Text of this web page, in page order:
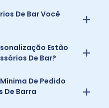
De Bar Você
Estão
De Bar?
De Pedido
De Barra